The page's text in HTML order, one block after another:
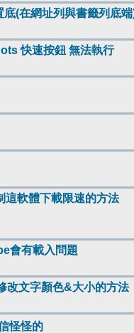
底(在網址列與書籤列底
快速按鈕 無法執行
這軟體下載限速的方法
會有載入問題
改文字顏色&大小的方法
怪怪的